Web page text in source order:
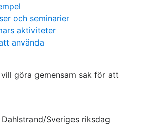
och seminarier
aktiviteter
använda
göra gemensam sak för att
Sveriges riksdag